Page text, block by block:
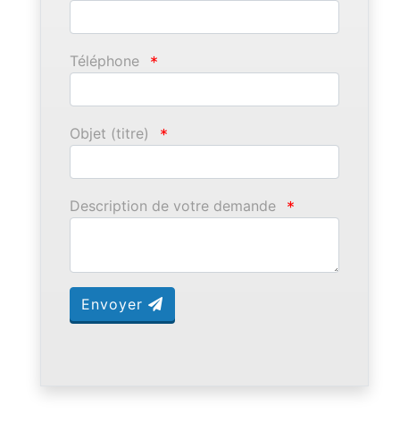
Téléphone *
Objet (titre) *
Description de votre demande *
Envoyer